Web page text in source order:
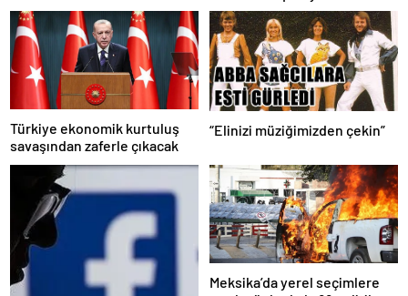
sistemi” açıklaması!
Türkiye ekonomik kurtuluş
savaşından zaferle çıkacak
“Elinizi müziğimizden çekin”
Meksika’da yerel seçimlere